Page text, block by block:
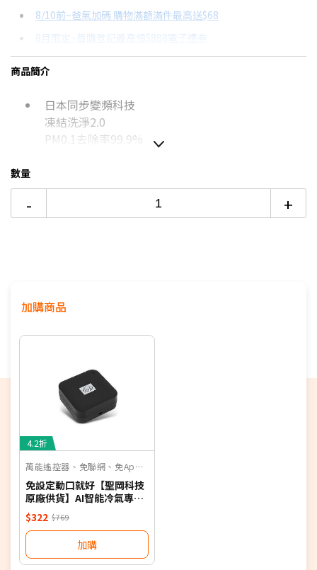
分期數
12期
24期
每期金額 配合銀行/業者
8/10前~爸氣加碼 購物滿額滿件最高送$68
8月限定~首購登記最高領$888電子禮券
台灣大哥大Open Possible聯名卡滿額最高回饋25%
熱銷冷氣機推薦→點我看達人教你買
冷氣挑選教學→點我看達人教你買
商品簡介
日本同步變頻科技
凍結洗淨2.0
PM0.1去除率99.9%
如無電梯，2樓(含)以上，現場收取樓層搬運費50-
配送時間以物流聯絡約定的時間為準
期，以訂單順序陸續出貨，如遇原廠供貨延遲，將會
偏遠地區及外島不送！
若您同意以上約定事項再行下單，謝謝。
優惠價格，恕不參加原廠贈品活動。(回函贈除外)
保固依原廠公告為主，加贈安裝保固一年。
數量
- +
加購商品
4.2折
萬能遙控器、免聯網、免App、聲控
免設定動口就好【聖岡科技
原廠供貨】AI智能冷氣專用
語音遙控器 保固一年 適用對
應廠牌 NB
$322 $769
加購